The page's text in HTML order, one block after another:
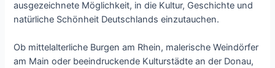
ausgezeichnete Möglichkeit, in die Kultur, Geschichte und
natürliche Schönheit Deutschlands einzutauchen.
Ob mittelalterliche Burgen am Rhein, malerische Weindörfer
am Main oder beeindruckende Kulturstädte an der Donau,